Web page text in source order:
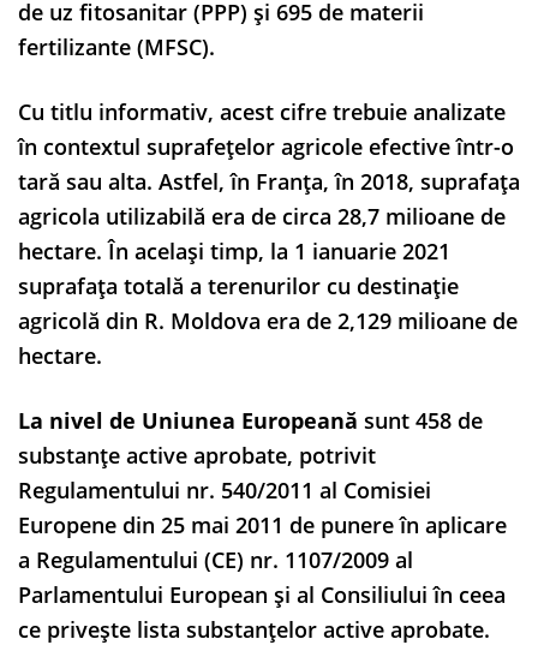
de uz fitosanitar (PPP) și 695 de materii
fertilizante (MFSC).
Cu titlu informativ, acest cifre trebuie analizate
în contextul suprafețelor agricole efective într-o
tară sau alta. Astfel, în Franța, în 2018, suprafața
agricola utilizabilă era de circa 28,7 milioane de
hectare. În același timp, la 1 ianuarie 2021
suprafața totală a terenurilor cu destinație
agricolă din R. Moldova era de 2,129 milioane de
hectare.
La nivel de Uniunea Europeană sunt 458 de
substanțe active aprobate, potrivit
Regulamentului nr. 540/2011 al Comisiei
Europene din 25 mai 2011 de punere în aplicare
a Regulamentului (CE) nr. 1107/2009 al
Parlamentului European și al Consiliului în ceea
ce privește lista substanțelor active aprobate.